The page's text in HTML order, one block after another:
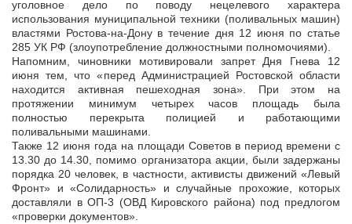
уголовное дело по поводу нецелевого характера
использования муниципальной техники (поливальных машин)
властями Ростова-на-Дону в течение дня 12 июня по статье
285 УК РФ (злоупотребление должностными полномочиями).
Напомним, чиновники мотивировали запрет Дня Гнева 12
июня тем, что «перед Администрацией Ростовской области
находится активная пешеходная зона». При этом на
протяжении минимум четырех часов площадь была
полностью перекрыта полицией и работающими
поливальными машинами.
Также 12 июня года на площади Советов в период времени с
13.30 до 14.30, помимо организатора акции, были задержаны
порядка 20 человек, в частности, активисты движений «Левый
Фронт» и «Солидарность» и случайные прохожие, которых
доставляли в ОП-3 (ОВД Кировского района) под предлогом
«проверки документов».